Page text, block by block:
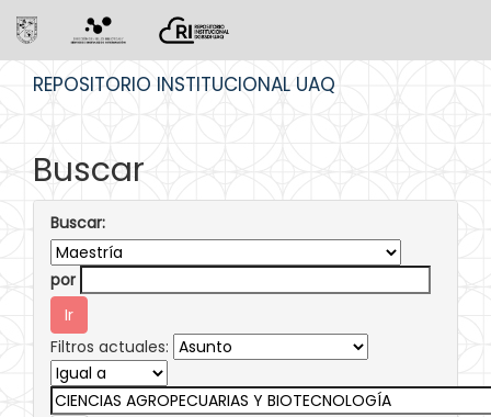
REPOSITORIO INSTITUCIONAL UAQ
Buscar
Buscar:
por
Filtros actuales: